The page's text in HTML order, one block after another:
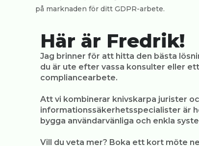
på marknaden för ditt GDPR-arbete.
Här är Fredrik!
Jag brinner för att hitta den bästa
du är ute efter vassa konsulter eller
compliancearbete.
Att vi kombinerar knivskarpa jurister
informationssäkerhetsspecialister är
bygga användarvänliga och enkla
Vill du veta mer? Boka ett kort möte